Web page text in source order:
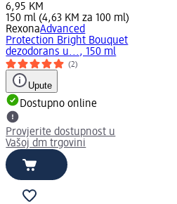
6,95 KM
150 ml (4,63 KM za 100 ml)
RexonaAdvanced
Protection Bright Bouquet
dezodorans u..., 150 ml
(2)
Upute
Dostupno online
Provjerite dostupnost u
Vašoj dm trgovini